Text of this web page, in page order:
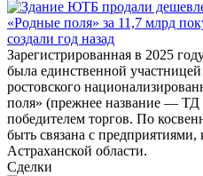
«Родные поля» за 11,7 млрд
создали год назад
Зарегистрированная в 2025
была единственной
ростовского
поля» (прежнее название —
победителем торгов. По
быть связана с
Астраханской области.
Сделки